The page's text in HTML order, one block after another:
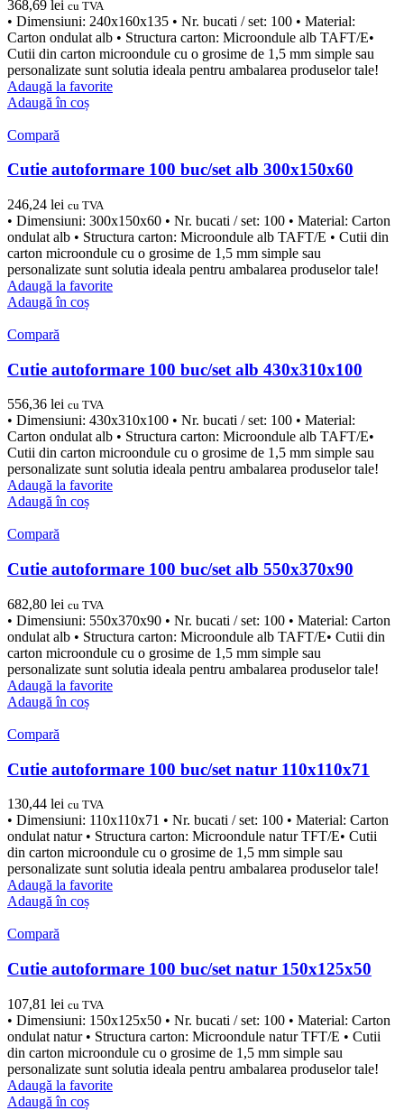
368,69 lei cu TVA
• Dimensiuni: 240x160x135 • Nr. bucati / set: 100 • Material:
Carton ondulat alb • Structura carton: Microondule alb TAFT/E•
Cutii din carton microondule cu o grosime de 1,5 mm simple sau
personalizate sunt solutia ideala pentru ambalarea produselor tale!
Adaugă la favorite
Adaugă în coș
Compară
Cutie autoformare 100 buc/set alb 300x150x60
246,24 lei cu TVA
• Dimensiuni: 300x150x60 • Nr. bucati / set: 100 • Material: Carton
ondulat alb • Structura carton: Microondule alb TAFT/E • Cutii din
carton microondule cu o grosime de 1,5 mm simple sau
personalizate sunt solutia ideala pentru ambalarea produselor tale!
Adaugă la favorite
Adaugă în coș
Compară
Cutie autoformare 100 buc/set alb 430x310x100
556,36 lei cu TVA
• Dimensiuni: 430x310x100 • Nr. bucati / set: 100 • Material:
Carton ondulat alb • Structura carton: Microondule alb TAFT/E•
Cutii din carton microondule cu o grosime de 1,5 mm simple sau
personalizate sunt solutia ideala pentru ambalarea produselor tale!
Adaugă la favorite
Adaugă în coș
Compară
Cutie autoformare 100 buc/set alb 550x370x90
682,80 lei cu TVA
• Dimensiuni: 550x370x90 • Nr. bucati / set: 100 • Material: Carton
ondulat alb • Structura carton: Microondule alb TAFT/E• Cutii din
carton microondule cu o grosime de 1,5 mm simple sau
personalizate sunt solutia ideala pentru ambalarea produselor tale!
Adaugă la favorite
Adaugă în coș
Compară
Cutie autoformare 100 buc/set natur 110x110x71
130,44 lei cu TVA
• Dimensiuni: 110x110x71 • Nr. bucati / set: 100 • Material: Carton
ondulat natur • Structura carton: Microondule natur TFT/E• Cutii
din carton microondule cu o grosime de 1,5 mm simple sau
personalizate sunt solutia ideala pentru ambalarea produselor tale!
Adaugă la favorite
Adaugă în coș
Compară
Cutie autoformare 100 buc/set natur 150x125x50
107,81 lei cu TVA
• Dimensiuni: 150x125x50 • Nr. bucati / set: 100 • Material: Carton
ondulat natur • Structura carton: Microondule natur TFT/E • Cutii
din carton microondule cu o grosime de 1,5 mm simple sau
personalizate sunt solutia ideala pentru ambalarea produselor tale!
Adaugă la favorite
Adaugă în coș